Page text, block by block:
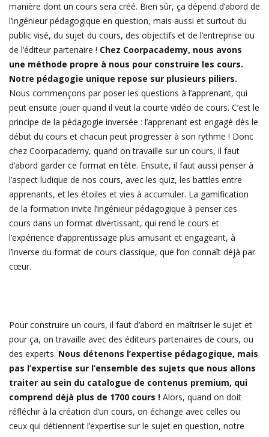
manière dont un cours sera créé. Bien sûr, ça dépend d’abord de
l’ingénieur pédagogique en question, mais aussi et surtout du
public visé, du sujet du cours, des objectifs et de l’entreprise ou
de l’éditeur partenaire ! Chez Coorpacademy, nous avons
une méthode propre à nous pour construire les cours.
Notre pédagogie unique repose sur plusieurs piliers.
Nous commençons par poser les questions à l’apprenant, qui
peut ensuite jouer quand il veut la courte vidéo de cours. C’est le
principe de la pédagogie inversée : l’apprenant est engagé dès le
début du cours et chacun peut progresser à son rythme ! Donc
chez Coorpacademy, quand on travaille sur un cours, il faut
d’abord garder ce format en tête. Ensuite, il faut aussi penser à
l’aspect ludique de nos cours, avec les quiz, les battles entre
apprenants, et les étoiles et vies à accumuler. La gamification
de la formation invite l’ingénieur pédagogique à penser ces
cours dans un format divertissant, qui rend le cours et
l’expérience d’apprentissage plus amusant et engageant, à
l’inverse du format de cours classique, que l’on connaît déjà par
cœur.
Pour construire un cours, il faut d’abord en maîtriser le sujet et
pour ça, on travaille avec des éditeurs partenaires de cours, ou
des experts. Nous détenons l’expertise pédagogique, mais
pas l’expertise sur l’ensemble des sujets que nous allons
traiter au sein du catalogue de contenus premium, qui
comprend déjà plus de 1700 cours ! Alors, quand on doit
réfléchir à la création d’un cours, on échange avec celles ou
ceux qui détiennent l’expertise sur le sujet en question, notre